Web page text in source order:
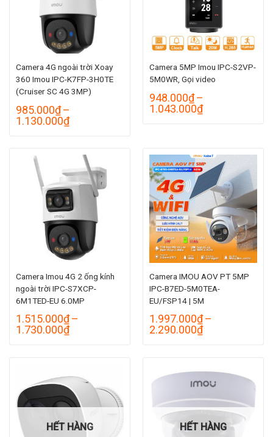
Camera 4G ngoài trời Xoay
360 Imou IPC-K7FP-3H0TE
(Cruiser SC 4G 3MP)
985.000₫ –
1.130.000₫Khoảng
giá:
985.000₫
đến
1.130.000₫
Camera 5MP Imou IPC-S2VP-
5M0WR, Gọi video
948.000₫ –
1.043.000₫Khoảng
giá:
đến
1.043.000₫
Camera Imou 4G 2 ống kính
ngoài trời IPC-S7XCP-
6M1TED-EU 6.0MP
1.515.000₫ –
1.730.000₫Khoảng
đến
1.730.000₫
Camera IMOU AOV PT 5MP
IPC-B7ED-5M0TEA-
EU/FSP14 | 5M
1.997.000₫ –
2.290.000₫Khoảng
đến
2.290.000₫
HẾT HÀNG HẾT HÀNG